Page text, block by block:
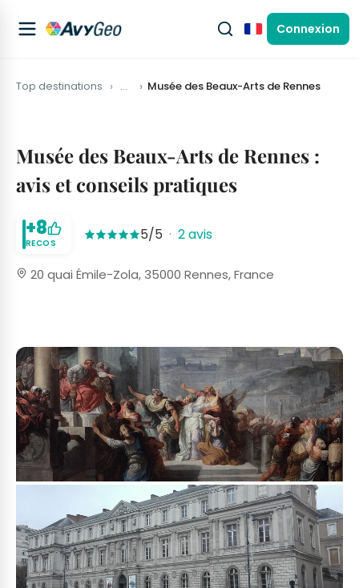
FrançaisConnexion
Top destinations … Musée des Beaux-Arts de Rennes
Musée des Beaux-Arts de Rennes :
avis et conseils pratiques
+8
RECOS 5/5 · 2 avis
20 quai Émile-Zola, 35000 Rennes, France